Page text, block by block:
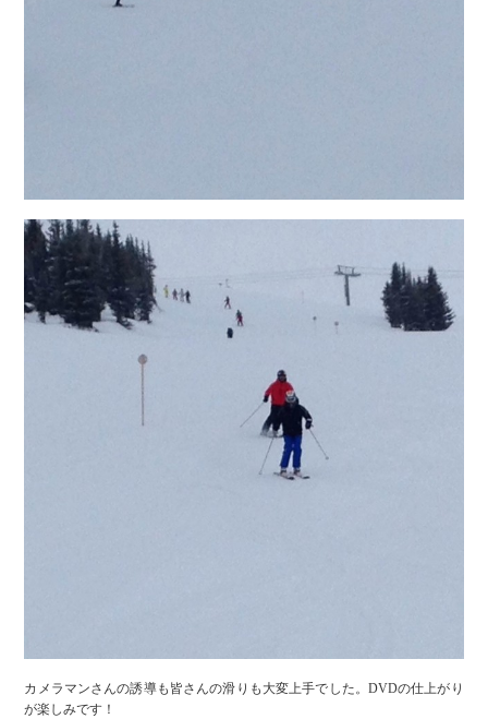
カメラマンさんの誘導も皆さんの滑りも大変上手でした。DVDの仕上がり
が楽しみです！